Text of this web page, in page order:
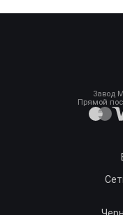
Завод
Прямой